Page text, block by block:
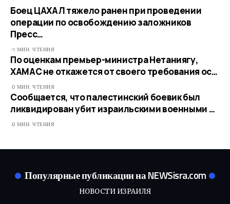
Боец ЦАХАЛ тяжело ранен при проведении
операции по освобождению заложников
Пресс…
1 МИН. ЧТЕНИЯ
По оценкам премьер-министра Нетаниягу,
ХАМАС не откажется от своего требования ос…
0 МИН. ЧТЕНИЯ
Сообщается, что палестинский боевик был
ликвидирован убит израильскими военными …
0 МИН. ЧТЕНИЯ
Популярные публикации на NEWSisra.com
НОВОСТИ ИЗРАИЛЯ